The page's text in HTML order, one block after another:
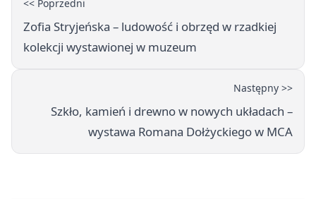
<< Poprzedni
Zofia Stryjeńska – ludowość i obrzęd w rzadkiej
kolekcji wystawionej w muzeum
Następny >>
Szkło, kamień i drewno w nowych układach –
wystawa Romana Dołżyckiego w MCA